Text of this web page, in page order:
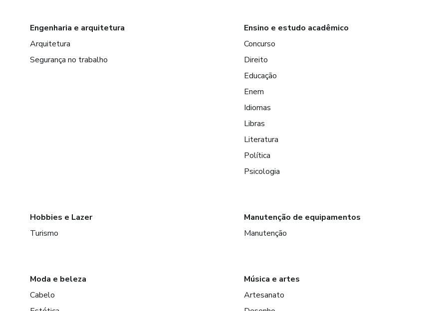
Engenharia e arquitetura
Arquitetura
Segurança no trabalho
Ensino e estudo acadêmico
Concurso
Direito
Educação
Enem
Idiomas
Libras
Literatura
Política
Psicologia
Hobbies e Lazer
Turismo
Manutenção de equipamentos
Manutenção
Moda e beleza
Cabelo
Música e artes
Artesanato